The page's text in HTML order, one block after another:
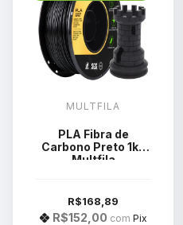
MULTFILA
PLA Fibra de
Carbono Preto 1kg
Multfila
R$168,89
R$152,00 com Pix